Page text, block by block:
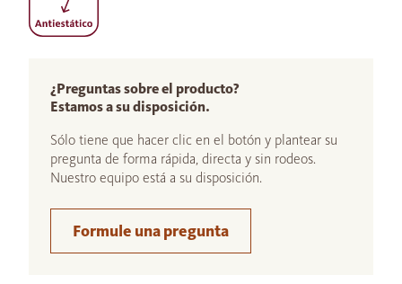
¿Preguntas sobre el producto?
Estamos a su disposición.
Sólo tiene que hacer clic en el botón y plantear su
pregunta de forma rápida, directa y sin rodeos.
Nuestro equipo está a su disposición.
Formule una pregunta